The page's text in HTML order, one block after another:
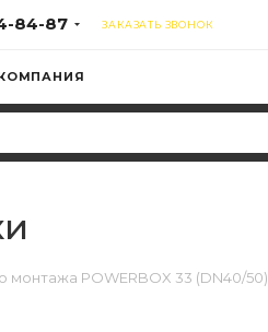
84-87 ЗАКАЗАТЬ ЗВОНОК
монтажа POWERBOX 33 (DN40/50)